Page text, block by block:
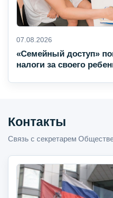
07.08.2026
«Семейный доступ»
налоги за своего
Контакты
Связь с секретарем